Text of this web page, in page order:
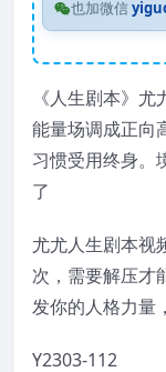
也加微信
《人生剧本》
能量场调成正向
习惯受用终身。
了
尤尤人生剧本视
次，需要解压才
发你的人格力量
Y2303-112